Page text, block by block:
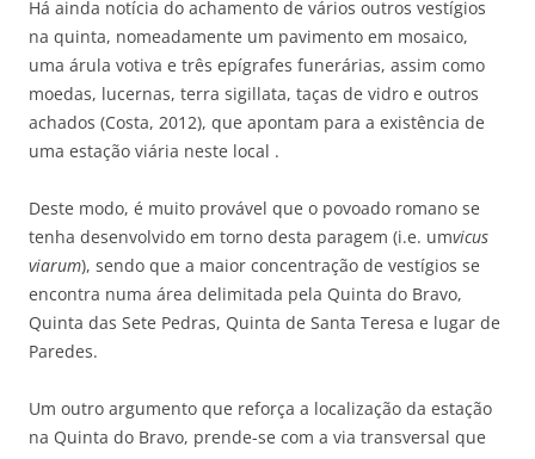
Há ainda notícia do achamento de vários outros vestígios
na quinta, nomeadamente um pavimento em mosaico,
uma árula votiva e três epígrafes funerárias, assim como
moedas, lucernas, terra sigillata, taças de vidro e outros
achados (Costa, 2012), que apontam para a existência de
uma estação viária neste local .
Deste modo, é muito provável que o povoado romano se
tenha desenvolvido em torno desta paragem (i.e. umvicus
viarum), sendo que a maior concentração de vestígios se
encontra numa área delimitada pela Quinta do Bravo,
Quinta das Sete Pedras, Quinta de Santa Teresa e lugar de
Paredes.
Um outro argumento que reforça a localização da estação
na Quinta do Bravo, prende-se com a via transversal que